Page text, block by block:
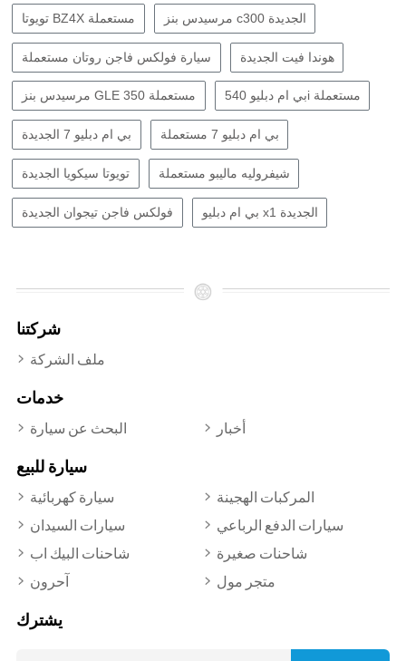
تويوتا BZ4X مستعملة مرسيدس بنز c300 الجديدة
سيارة فولكس فاجن روتان مستعملة هوندا فيت الجديدة
مرسيدس بنز GLE 350 مستعملة بي ام دبليو 540i مستعملة
بي ام دبليو 7 الجديدة بي ام دبليو 7 مستعملة
تويوتا سيكويا الجديدة شيفروليه ماليبو مستعملة
فولكس فاجن تيجوان الجديدة بي ام دبليو x1 الجديدة
شركتنا
ملف الشركة
خدمات
البحث عن سيارة أخبار
سيارة للبيع
سيارة كهربائية
المركبات الهجينة
سيارات السيدان
سيارات الدفع الرباعي
شاحنات البيك اب
شاحنات صغيرة
آحرون
متجر مول
يشترك